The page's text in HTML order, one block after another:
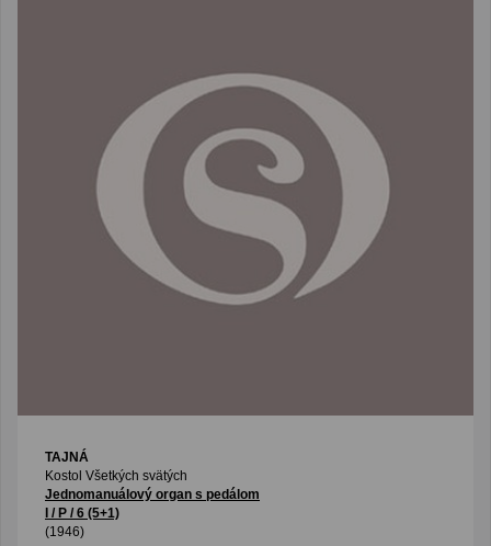
TAJNÁ
Kostol Všetkých svätých
Jednomanuálový organ s pedálom
I / P / 6 (5+1)
(1946)